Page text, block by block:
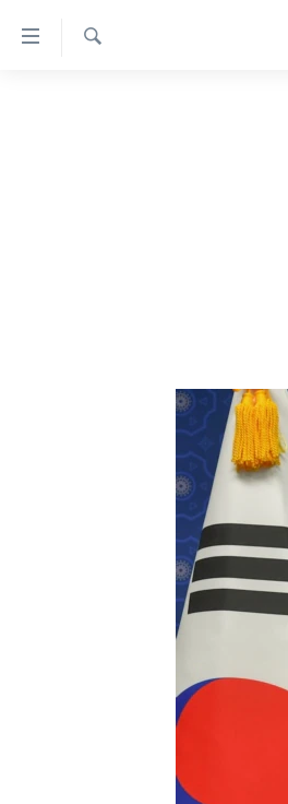
မကြေးမုံရဲ့ အင်္ဂလိပ်စာ
ရုပ်ရှင်ထဲက အင်္ဂလိပ်စာ
သုတပဒေသာ အင်္ဂလိပ်စာ
ရေဒီယိုနှင့်ရုပ်သံ အချက်အလက်များ
ရေဒီယို/တီဗွီအစီအစဉ်